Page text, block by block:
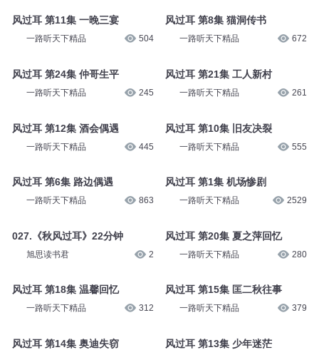
风过耳 第11集 一晚三宴
一路听天下精品 504
风过耳 第24集 仲哥生平
一路听天下精品 245
风过耳 第12集 酒会偶遇
一路听天下精品 445
风过耳 第6集 路边偶遇
一路听天下精品 863
027.《秋风过耳》22分钟
旭思读书君 2
风过耳 第18集 温馨回忆
一路听天下精品 312
风过耳 第14集 奥迪失窃
风过耳 第8集 猫洞传书
一路听天下精品 672
风过耳 第21集 工人新村
一路听天下精品 261
风过耳 第10集 旧友决裂
一路听天下精品 555
风过耳 第1集 机场惨剧
一路听天下精品 2529
风过耳 第20集 夏之萍回忆
一路听天下精品 280
风过耳 第15集 匡二秋往事
一路听天下精品 379
风过耳 第13集 少年迷茫